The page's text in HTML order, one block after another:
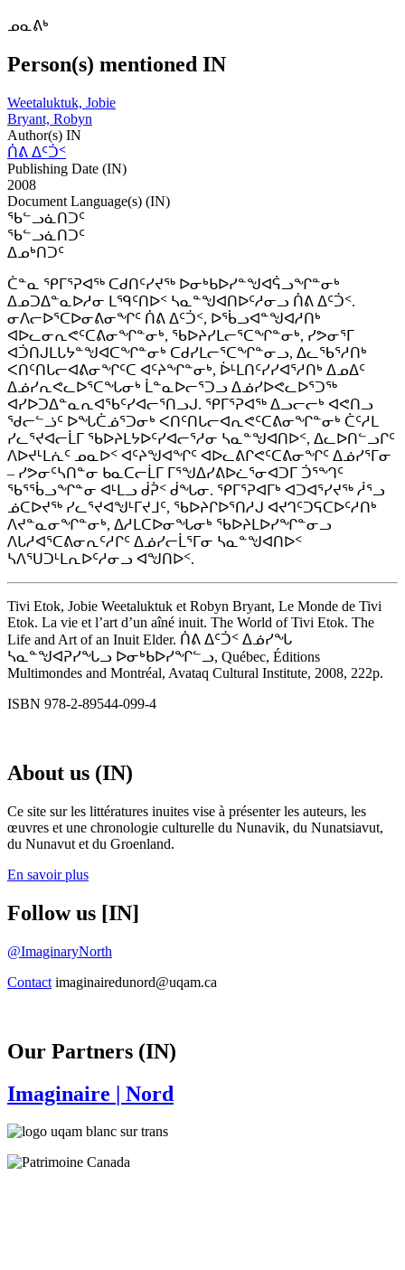
ᓄᓇᕕᒃ
Person(s) mentioned IN
Weetaluktuk, Jobie
Bryant, Robyn
Author(s) IN
ᑏᕕ ᐃᑦᑑᑉ
Publishing Date (IN)
2008
Document Language(s) (IN)
ᖃᓪᓗᓈᑎᑐᑦ
ᖃᓪᓗᓈᑎᑐᑦ
ᐃᓄᒃᑎᑐᑦ
ᑖᓐᓇ ᕿᒥᕐᕈᐊᖅ ᑕᑯᑎᑦᓯᔪᖅ ᐅᓂᒃᑲᐅᓯᓐᖑᐊᕌᓗᖏᓐᓂᒃ
ᐃᓄᑐᐃᓐᓇᐅᓱᓂ ᒪᙯᑦᑎᐅᑉ ᓴᓇᓐᖑᐊᑎᐅᑦᓱᓂᓗ ᑏᕕ ᐃᑦᑑᑉ.
ᓂᐱᓕᐅᕐᑕᐅᓂᕕᓂᖏᑦ ᑏᕕ ᐃᑦᑑᑉ, ᐅᖄᓗᐊᓐᖑᐊᓱᑎᒃ
ᐊᐅᓚᓂᕆᕙᑦᑕᕕᓂᖏᓐᓂᒃ, ᖃᐅᔨᓯᒪᓕᕐᑕᖏᓐᓂᒃ, ᓯᕗᓂᕐᒥ
ᐊᑑᑎᒍᒪᒐᔭᓐᖑᐊᑕᖏᓐᓂᒃ ᑕᑯᓯᒪᓕᕐᑕᖏᓐᓂᓗ, ᐃᓚᖃᕐᓱᑎᒃ
ᐸᑎᑦᑎᒐᓕᐊᕕᓂᖏᑦᑕ ᐊᑦᔨᖏᓐᓂᒃ, ᐆᒻᒪᑎᑦᓯᓯᐊᕐᓱᑎᒃ ᐃᓄᐃᑦ
ᐃᓅᓯᕆᕙᓚᐅᕐᑕᖓᓂᒃ ᒫᓐᓇᐅᓕᕐᑐᓗ ᐃᓅᓯᐅᕙᓚᐅᕐᑐᖅ
ᐊᓯᐅᑐᐃᓐᓇᕆᐊᖃᑦᓯᐊᓕᕐᑎᓗᒍ. ᕿᒥᕐᕈᐊᖅ ᐃᓗᓕᓕᒃ ᐊᕙᑎᓗ
ᖁᓕᓪᓘᑦ ᐅᖓᑖᓅᕐᑐᓂᒃ ᐸᑎᑦᑎᒐᓕᐊᕆᕙᑦᑕᕕᓂᖏᓐᓂᒃ ᑖᑦᓱᒪ
ᓯᓚᕐᔪᐊᓕᒫᒥ ᖃᐅᔨᒪᔭᐅᑦᓯᐊᓕᕐᓱᓂ ᓴᓇᓐᖑᐊᑎᐅᑉ, ᐃᓚᐅᑎᓪᓗᒋᑦ
ᐱᐅᔪᒻᒪᕇᑦ ᓄᓇᐅᑉ ᐊᑦᔨᖑᐊᖏᑦ ᐊᐅᓚᕕᒋᕙᑦᑕᕕᓂᖏᑦ ᐃᓅᓯᕐᒥᓂ
– ᓯᕗᓂᑦᓴᑎᓐᓂ ᑲᓇᑕᓕᒫᒥ ᒥᕐᖑᐃᓯᕕᐅᓛᕐᓂᐊᑐᒥ ᑑᕐᙰᑦ
ᖃᕐᖄᓗᖏᓐᓂ ᐊᒻᒪᓗ ᑰᕉᑉ ᑰᖓᓂ. ᕿᒥᕐᕈᐊᒥᒃ ᐊᑐᐊᕐᓯᔪᖅ ᓲᕐᓗ
ᓅᑕᐅᔪᖅ ᓯᓚᕐᔪᐊᖑᒻᒥᔪᒧᑦ, ᖃᐅᔨᒋᐅᕐᑎᓱᒍ ᐊᔪᒉᑦᑐᕋᑕᐅᑦᓱᑎᒃ
ᐱᔪᓐᓇᓂᖏᓐᓂᒃ, ᐃᓱᒪᑕᐅᓂᖓᓂᒃ ᖃᐅᔨᒪᐅᓯᖏᓐᓂᓗ
ᐱᒐᓱᐊᕐᑕᕕᓂᕆᑦᓱᒋᑦ ᐃᓅᓯᓕᒫᕐᒥᓂ ᓴᓇᓐᖑᐊᑎᐅᑉ
ᓴᐱᕐᑌᑐᒻᒪᕆᐅᑦᓱᓂᓗ ᐊᖑᑎᐅᑉ.
Tivi Etok, Jobie Weetaluktuk et Robyn Bryant, Le Monde de Tivi
Etok. La vie et l’art d’un aîné inuit. The World of Tivi Etok. The
Life and Art of an Inuit Elder. ᑏᕕ ᐃᑦᑑᑉ ᐃᓅᓯᖓ
ᓴᓇᓐᖑᐊᕈᓯᖓᓗ ᐅᓂᒃᑲᐅᓯᖏᓪᓗ, Québec, Éditions
Multimondes and Montréal, Avataq Cultural Institute, 2008, 222p.
ISBN 978-2-89544-099-4
About us (IN)
Ce site sur les littératures inuites vise à présenter les auteurs, les
œuvres et une chronologie culturelle du Nunavik, du Nunatsiavut,
du Nunavut et du Groenland.
En savoir plus
Follow us [IN]
@ImaginaryNorth
Contact imaginairedunord@uqam.ca
Our Partners (IN)
Imaginaire | Nord